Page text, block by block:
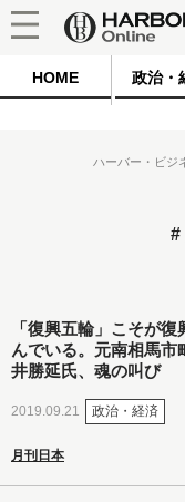
HOME 政治・
ハーバー・ビジ
「復興五輪」こそが復
んでいる。元南相馬市
井勝延氏、魂の叫び
2019.09.21 政治・経済
月刊日本